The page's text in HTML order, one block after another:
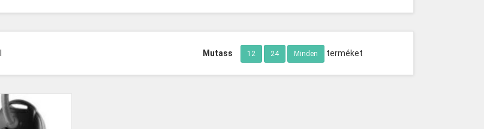
Mutass 12 24 Minden terméket